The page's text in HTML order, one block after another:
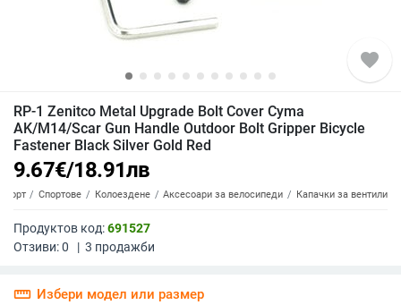
favorite
RP-1 Zenitco Metal Upgrade Bolt Cover Cyma
AK/M14/Scar Gun Handle Outdoor Bolt Gripper Bicycle
Fastener Black Silver Gold Red
9.67€/18.91лв
Спортове Колоездене Аксесоари за велосипеди Капачки за вентили
Продуктов код:691527
Отзиви:0 | 3 продажби
straighten Избери модел или размер